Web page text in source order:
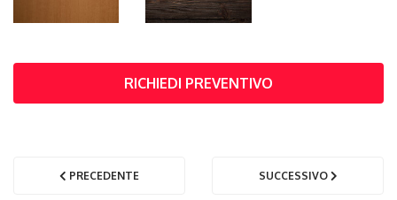
RICHIEDI PREVENTIVO
PRECEDENTE SUCCESSIVO